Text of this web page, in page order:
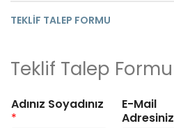
TEKLIF TALEP FORMU
Teklif Talep Formu
Adınız Soyadınız
*
E-Mail
Adresiniz